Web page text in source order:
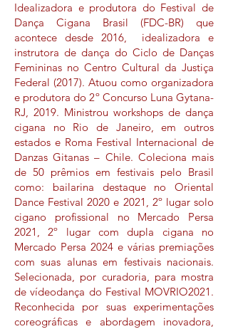
Idealizadora e produtora do Festival de
Dança Cigana Brasil (FDC-BR) que
acontece desde 2016, idealizadora e
instrutora de dança do Ciclo de Danças
Femininas no Centro Cultural da Justiça
Federal (2017). Atuou como organizadora
e produtora do 2º Concurso Luna Gytana-
RJ, 2019. Ministrou workshops de dança
cigana no Rio de Janeiro, em outros
estados e Roma Festival Internacional de
Danzas Gitanas – Chile. Coleciona mais
de 50 prêmios em festivais pelo Brasil
como: bailarina destaque no Oriental
Dance Festival 2020 e 2021, 2º lugar solo
cigano profissional no Mercado Persa
2021, 2º lugar com dupla cigana no
Mercado Persa 2024 e várias premiações
com suas alunas em festivais nacionais.
Selecionada, por curadoria, para mostra
de vídeodança do Festival MOVRIO2021.
Reconhecida por suas experimentações
coreográficas e abordagem inovadora,